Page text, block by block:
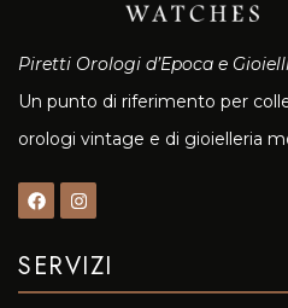
Piretti Orologi d’Epoca e
Un punto di riferimento per
orologi vintage e di gioielleria
SERVIZI